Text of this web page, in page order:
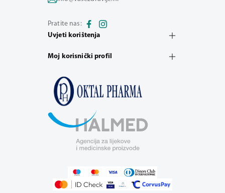
Pratite nas:
Uvjeti korištenja
Moj korisnički profil